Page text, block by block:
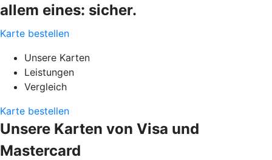
allem eines: sicher.
Karte bestellen
Unsere Karten
Leistungen
Vergleich
Karte bestellen
Unsere Karten von Visa und
Mastercard